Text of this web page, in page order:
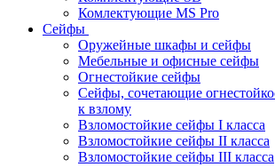
Комлектующие MS Pro
Сейфы
Оружейные шкафы и сейфы
Мебельные и офисные сейфы
Огнестойкие сейфы
Сейфы, сочетающие
к взлому
Взломостойкие сейфы I класса
Взломостойкие сейфы II класса
Взломостойкие сейфы III класса